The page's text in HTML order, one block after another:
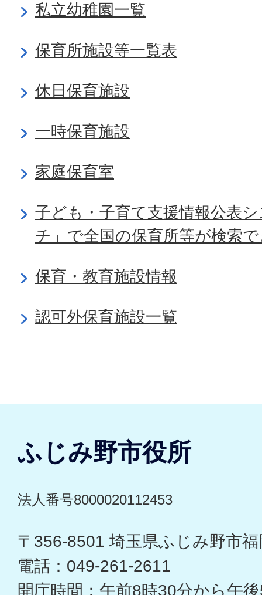
私立幼稚園一覧
保育所施設等一覧表
休日保育施設
一時保育施設
家庭保育室
子ども・子育て支援情報公表
チ」で全国の保育所等が検索
保育・教育施設情報
認可外保育施設一覧
ふじみ野市役所
法人番号8000020112453
〒356-8501 埼玉県ふじみ野市
電話：049-261-2611
開庁時間：午前8時30分から午